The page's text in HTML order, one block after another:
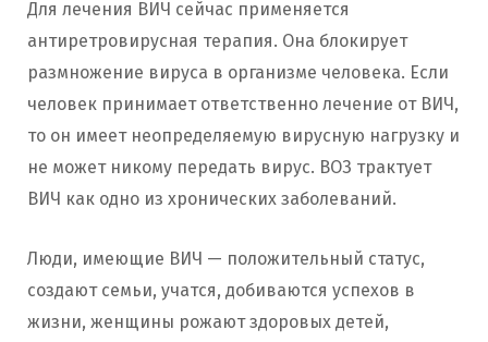
Для лечения ВИЧ сейчас применяется
антиретровирусная терапия. Она блокирует
размножение вируса в организме человека. Если
человек принимает ответственно лечение от ВИЧ,
то он имеет неопределяемую вирусную нагрузку и
не может никому передать вирус. ВОЗ трактует
ВИЧ как одно из хронических заболеваний.
Люди, имеющие ВИЧ — положительный статус,
создают семьи, учатся, добиваются успехов в
жизни, женщины рожают здоровых детей,